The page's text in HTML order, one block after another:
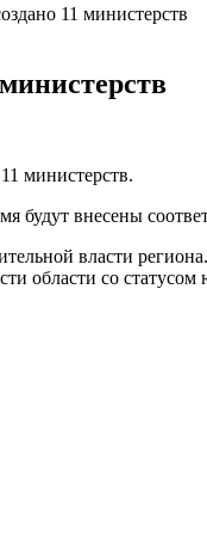
11 министерств
министерств.
будут внесены
власти
области со